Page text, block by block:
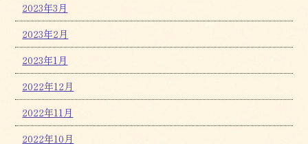
2023年3月
2023年2月
2023年1月
2022年12月
2022年11月
2022年10月